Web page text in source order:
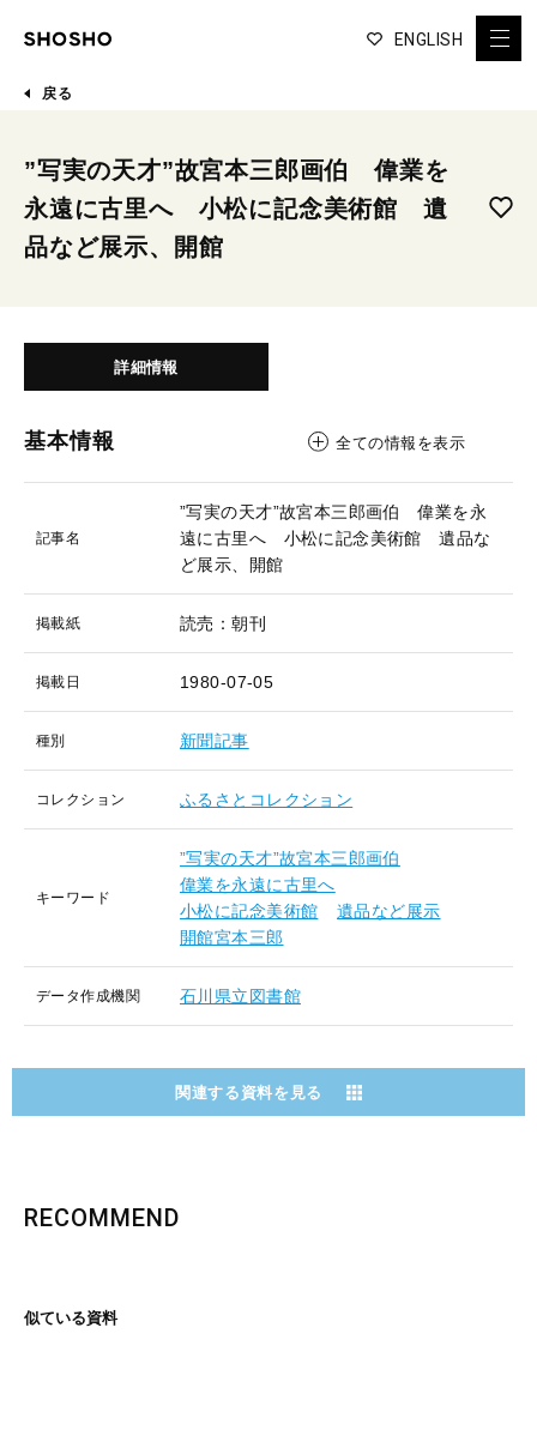
ENGLISH
戻る
”写実の天才”故宮本三郎画伯 偉業を
永遠に古里へ 小松に記念美術館 遺
品など展示、開館
詳細情報
基本情報 全ての情報を表示
記事名
”写実の天才”故宮本三郎画伯 偉業を永
遠に古里へ 小松に記念美術館 遺品な
ど展示、開館
掲載紙 読売：朝刊
掲載日 1980-07-05
種別 新聞記事
コレクション ふるさとコレクション
キーワード
”写実の天才”故宮本三郎画伯
偉業を永遠に古里へ
小松に記念美術館
遺品など展示
開館宮本三郎
データ作成機関 石川県立図書館
関連する資料を見る
RECOMMEND
似ている資料